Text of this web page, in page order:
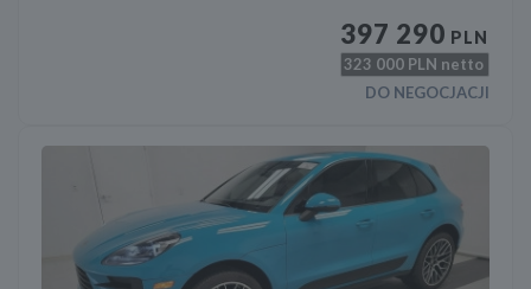
397 290 PLN
323 000 PLN netto
DO NEGOCJACJI